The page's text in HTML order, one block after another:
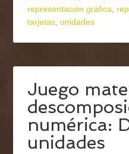
representación gráfica,
tarjetas,unidades
Juego
numérica:
unidades